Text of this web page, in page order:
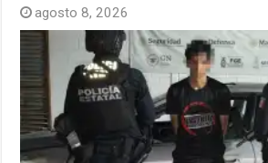
agosto 8, 2026